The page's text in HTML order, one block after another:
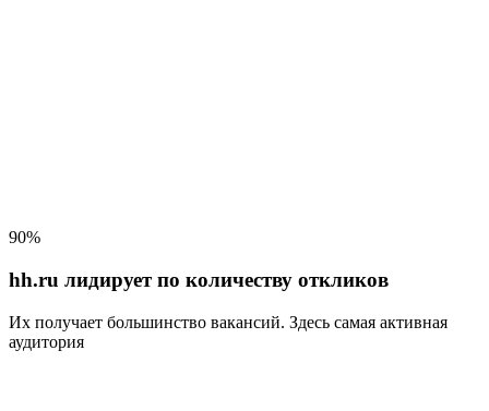
90%
hh.ru лидирует по количеству откликов
Их получает большинство вакансий. Здесь самая активная
аудитория